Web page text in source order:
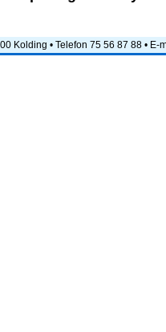
Kolding • Telefon 75 56 87 88 • E-